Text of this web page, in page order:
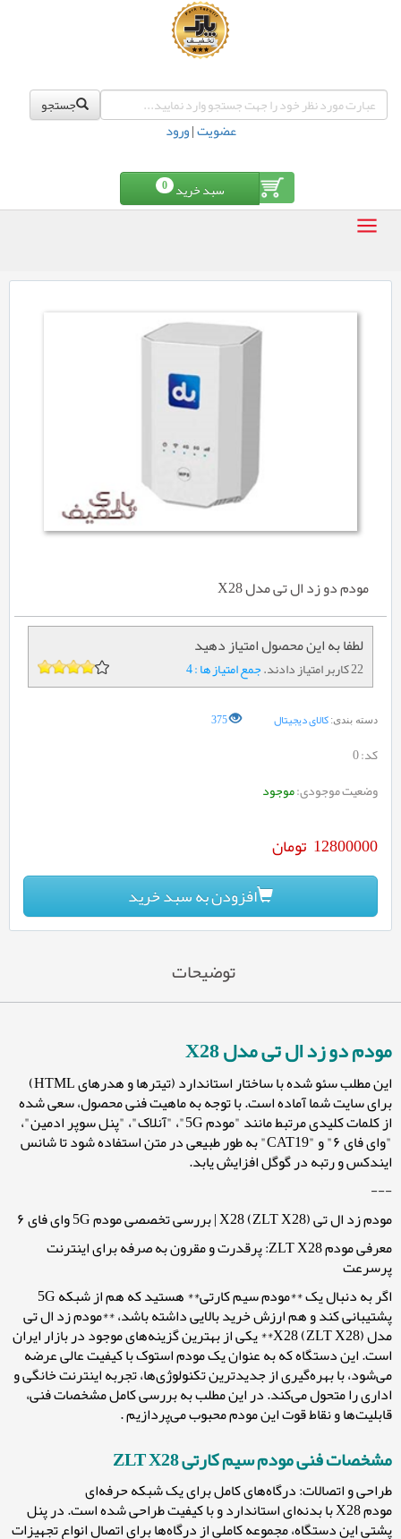
جستجو
عضویت|ورود
سبد خرید 0
مودم دو زد ال تی مدل X28
لطفا به این محصول امتیاز دهید
22 کاربر امتیاز دادند. جمع امتیاز ها : 4
دسته بندی: کالای دیجیتال 375
کد:0
وضعیت موجودی:موجود
12800000 تومان
افزودن به سبد خرید
توضیحات
مودم دو زد ال تی مدل X28
این مطلب سئو شده با ساختار استاندارد (تیترها و هدرهای HTML)
برای سایت شما آماده است. با توجه به ماهیت فنی محصول، سعی شده
از کلمات کلیدی مرتبط مانند "مودم 5G"، "آنلاک"، "پنل سوپر ادمین"،
"وای فای ۶" و "CAT19" به طور طبیعی در متن استفاده شود تا شانس
ایندکس و رتبه در گوگل افزایش یابد.
---
مودم زد ال تی X28 (ZLT X28) | بررسی تخصصی مودم 5G وای فای ۶
معرفی مودم ZLT X28: پرقدرت و مقرون به صرفه برای اینترنت
پرسرعت
اگر به دنبال یک **مودم سیم کارتی** هستید که هم از شبکه 5G
پشتیبانی کند و هم ارزش خرید بالایی داشته باشد، **مودم زد ال تی
مدل X28 (ZLT X28)** یکی از بهترین گزینه‌های موجود در بازار ایران
است. این دستگاه که به عنوان یک مودم استوک با کیفیت عالی عرضه
می‌شود، با بهره‌گیری از جدیدترین تکنولوژی‌ها، تجربه اینترنت خانگی و
اداری را متحول می‌کند. در این مطلب به بررسی کامل مشخصات فنی،
قابلیت‌ها و نقاط قوت این مودم محبوب می‌پردازیم .
مشخصات فنی مودم سیم کارتی ZLT X28
طراحی و اتصالات: درگاه‌های کامل برای یک شبکه حرفه‌ای
مودم X28 با بدنه‌ای استاندارد و با کیفیت طراحی شده است. در پنل
پشتی این دستگاه، مجموعه کاملی از درگاه‌ها برای اتصال انواع تجهیزات